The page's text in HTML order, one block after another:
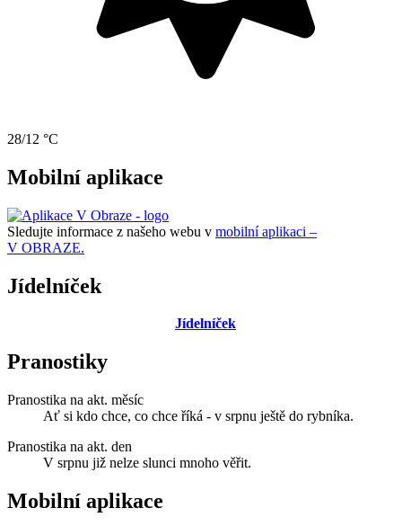
28/12 °C
Mobilní aplikace
Sledujte informace z našeho webu v mobilní aplikaci –
V OBRAZE.
Jídelníček
Jídelníček
Pranostiky
Pranostika na akt. měsíc
Ať si kdo chce, co chce říká - v srpnu ještě do rybníka.
Pranostika na akt. den
V srpnu již nelze slunci mnoho věřit.
Mobilní aplikace